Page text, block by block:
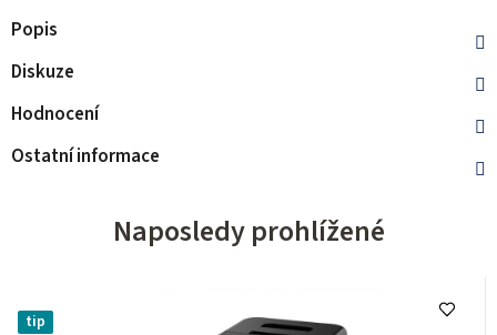
Popis
Diskuze
Hodnocení
Ostatní informace
Naposledy prohlížené
tip